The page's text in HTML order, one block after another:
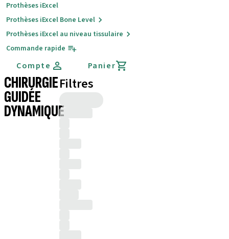
Prothèses iExcel
Prothèses iExcel Bone Level
Prothèses iExcel au niveau tissulaire
Commande rapide
Compte Panier
CHIRURGIE
GUIDÉE
DYNAMIQUE
Filtres